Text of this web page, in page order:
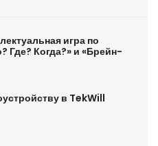
игра по
Где? Когда?» и «Брейн-
в TekWill